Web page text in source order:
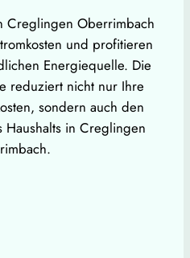
Creglingen Oberrimbach
und profitieren
Energiequelle. Die
reduziert nicht nur Ihre
sondern auch den
Haushalts in Creglingen